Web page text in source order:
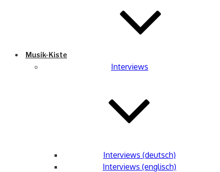
Musik-Kiste
Interviews
Interviews (deutsch)
Interviews (englisch)